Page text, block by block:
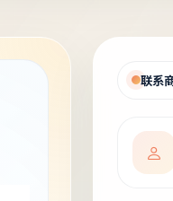
联系